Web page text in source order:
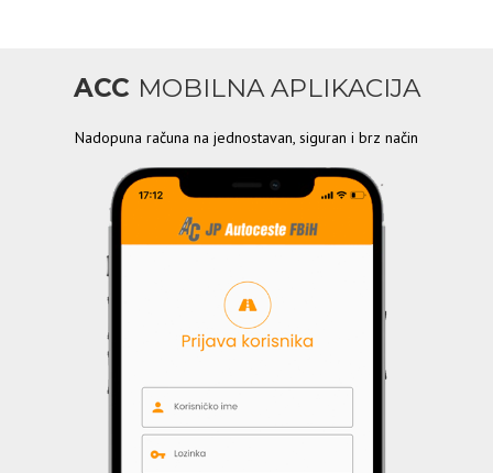
ACC MOBILNA APLIKACIJA
Nadopuna računa na jednostavan, siguran i brz način